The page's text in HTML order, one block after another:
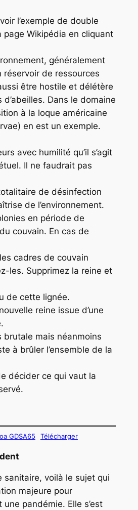
l’exemple de double
page Wikipédia en cliquant
généralement
réservoir de ressources
être hostile et délétère
d’abeilles. Dans le domaine
à la loque américaine
en est un exemple.
avec humilité qu’il s’agit
Il ne faudrait pas
de désinfection
de l’environnement.
en période de
couvain. En cas de
cadres de couvain
les. Supprimez la reine et
de cette lignée.
reine issue d’une
brutale mais néanmoins
à brûler l’ensemble de la
décider ce qui vaut la
GDSA65 Télécharger
sanitaire, voilà le sujet qui
majeure pour
une pandémie. Elle s’est